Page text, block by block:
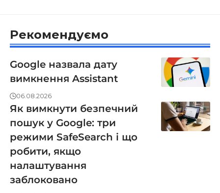
Рекомендуємо
Google назвала дату
вимкнення Assistant
06.08.2026
Як вимкнути безпечний
пошук у Google: три
режими SafeSearch і що
робити, якщо
налаштування
заблоковано